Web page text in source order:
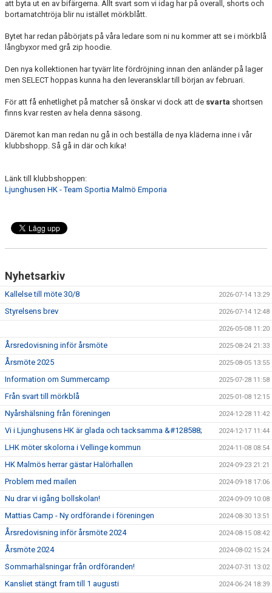
att byta ut en av bifärgerna. Allt svart som vi idag har på overall, shorts och
bortamatchtröja blir nu istället mörkblått.
Bytet har redan påbörjats på våra ledare som ni nu kommer att se i mörkblå
långbyxor med grå zip hoodie.
Den nya kollektionen har tyvärr lite fördröjning innan den anländer på lager
men SELECT hoppas kunna ha den leveransklar till början av februari.
För att få enhetlighet på matcher så önskar vi dock att de svarta shortsen
finns kvar resten av hela denna säsong.
Däremot kan man redan nu gå in och beställa de nya kläderna inne i vår
klubbshopp. Så gå in där och kika!
Länk till klubbshoppen:
Ljunghusen HK - Team Sportia Malmö Emporia
Nyhetsarkiv
Kallelse till möte 30/8 2026-07-14 13:29
Styrelsens brev 2026-07-14 12:48
2026-05-08 11:20
Årsredovisning inför årsmöte 2025-08-24 21:33
Årsmöte 2025 2025-08-05 13:55
Information om Summercamp 2025-07-28 11:58
Från svart till mörkblå 2025-01-08 12:15
Nyårshälsning från föreningen 2024-12-28 11:42
Vi i Ljunghusens HK är glada och tacksamma &#128588; 2024-12-17 11:44
LHK möter skolorna i Vellinge kommun 2024-11-08 08:54
HK Malmös herrar gästar Halörhallen 2024-09-23 21:21
Problem med mailen 2024-09-18 17:06
Nu drar vi igång bollskolan! 2024-09-09 10:08
Mattias Camp - Ny ordförande i föreningen 2024-08-30 13:51
Årsredovisning inför årsmöte 2024 2024-08-15 08:42
Årsmöte 2024 2024-08-02 15:24
Sommarhälsningar från ordföranden! 2024-07-31 13:02
Kansliet stängt fram till 1 augusti 2024-06-24 18:39